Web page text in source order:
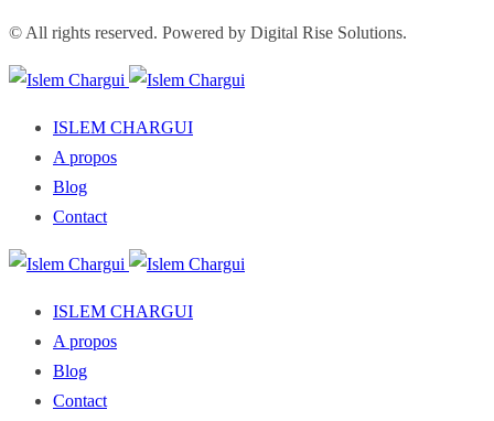
© All rights reserved. Powered by Digital Rise Solutions.
ISLEM CHARGUI
A propos
Blog
Contact
ISLEM CHARGUI
A propos
Blog
Contact